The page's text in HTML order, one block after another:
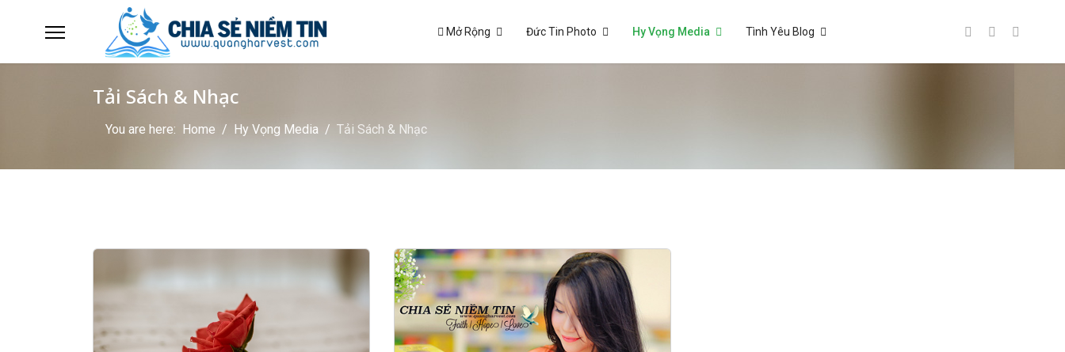
Mở Rộng Đức Tin Photo Hy Vọng Media Tình Yêu Blog
Tải Sách & Nhạc
You are here: Home Hy Vọng Media Tải Sách & Nhạc